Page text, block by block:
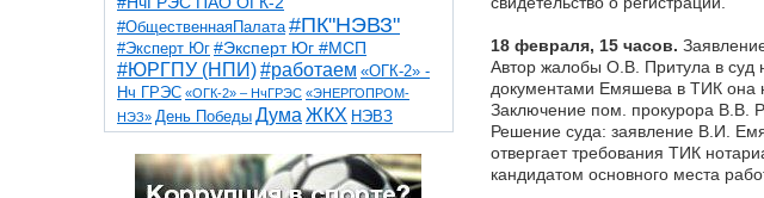
#ОбщественнаяПалата #ПК"НЭВЗ"
#Эксперт Юг #Эксперт Юг #МСП
#ЮРГПУ (НПИ)#работаем «ОГК-2» -
Нч ГРЭС «ОГК-2» – НчГРЭС «ЭНЕРГОПРОМ-
НЭЗ» День Победы Дума ЖКХ НЭВЗ
НчГРЭС ТНТ
благоустройствоветераны выборы
детидороги казаки коррупция космос
18 февраля, 15 часов.
Автор жалобы О.В. Притула в суд
документами Емяшева в ТИК она
Заключение пом. прокурора В.В.
Решение суда: заявление В.И.
отвергает требования ТИК
кандидатом основного места